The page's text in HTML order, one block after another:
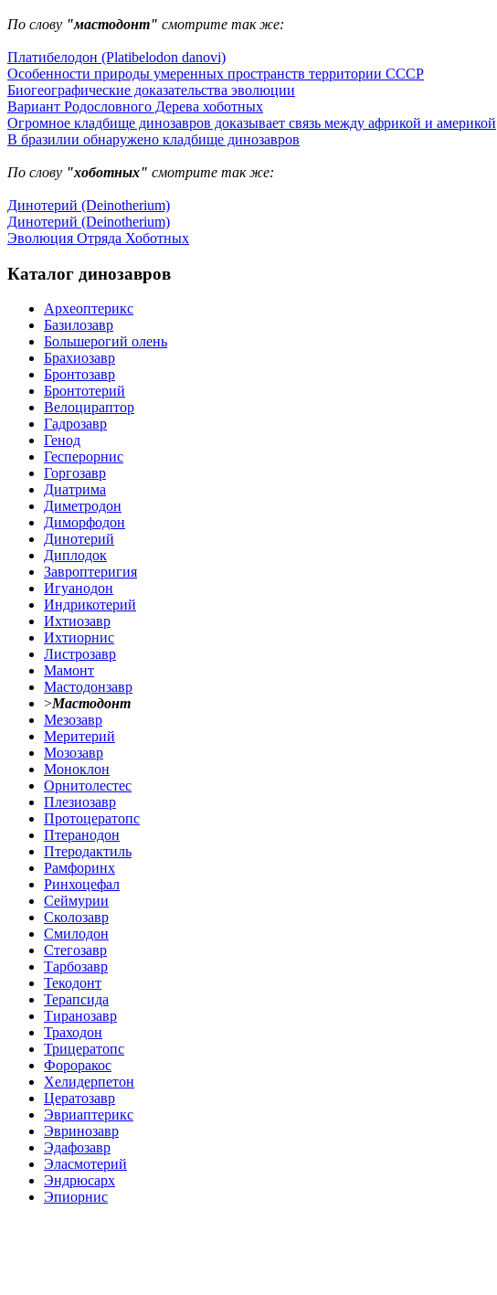
По слову "мастодонт" смотрите так же:
Платибелодон (Platibelodon danovi)
Особенности природы умеренных пространств территории СССР
Биогеографические доказательства эволюции
Вариант Родословного Дерева хоботных
Огромное кладбище динозавров доказывает связь между африкой и америкой
В бразилии обнаружено кладбище динозавров
По слову "хоботных" смотрите так же:
Динотерий (Deinotherium)
Динотерий (Deinotherium)
Эволюция Отряда Хоботных
Каталог динозавров
Археоптерикс
Базилозавр
Большерогий олень
Брахиозавр
Бронтозавр
Бронтотерий
Велоцираптор
Гадрозавр
Генод
Гесперорнис
Горгозавр
Диатрима
Диметродон
Диморфодон
Динотерий
Диплодок
Завроптеригия
Игуанодон
Индрикотерий
Ихтиозавр
Ихтиорнис
Листрозавр
Мамонт
Мастодонзавр
>Мастодонт
Мезозавр
Меритерий
Мозозавр
Моноклон
Орнитолестес
Плезиозавр
Протоцератопс
Птеранодон
Птеродактиль
Рамфоринх
Ринхоцефал
Сеймурии
Сколозавр
Смилодон
Стегозавр
Тарбозавр
Текодонт
Терапсида
Тиранозавр
Траходон
Трицератопс
Фороракос
Хелидерпетон
Цератозавр
Эвриаптерикс
Эвринозавр
Эдафозавр
Эласмотерий
Эндрюсарх
Эпиорнис